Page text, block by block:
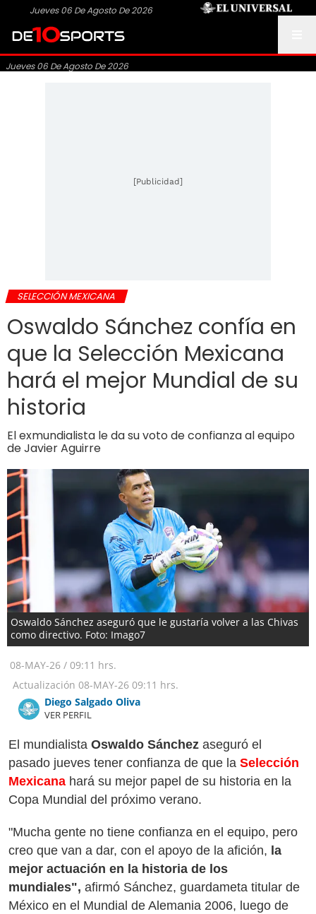
Jueves 06 De Agosto De 2026
Jueves 06 De Agosto De 2026
[Publicidad]
SELECCIÓN MEXICANA
Oswaldo Sánchez confía en
que la Selección Mexicana
hará el mejor Mundial de su
historia
El exmundialista le da su voto de confianza al equipo
de Javier Aguirre
Oswaldo Sánchez aseguró que le gustaría volver a las Chivas
como directivo. Foto: Imago7
08-MAY-26 / 09:11 hrs.
Actualización 08-MAY-26 09:11 hrs.
Diego Salgado Oliva
VER PERFIL
El mundialista Oswaldo Sánchez aseguró el
pasado jueves tener confianza de que la Selección
Mexicana hará su mejor papel de su historia en la
Copa Mundial del próximo verano.
"Mucha gente no tiene confianza en el equipo, pero
creo que van a dar, con el apoyo de la afición, la
mejor actuación en la historia de los
mundiales", afirmó Sánchez, guardameta titular de
México en el Mundial de Alemania 2006, luego de